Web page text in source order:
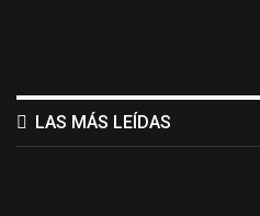
LAS MÁS LEÍDAS